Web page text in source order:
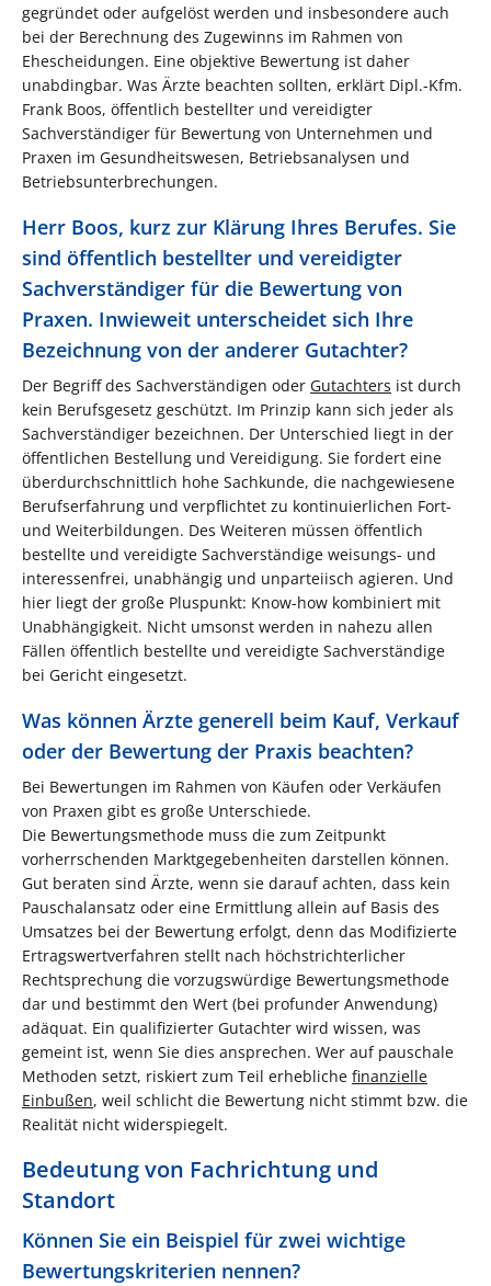
gegründet oder aufgelöst werden und insbesondere auch
bei der Berechnung des Zugewinns im Rahmen von
Ehescheidungen. Eine objektive Bewertung ist daher
unabdingbar. Was Ärzte beachten sollten, erklärt Dipl.-Kfm.
Frank Boos, öffentlich bestellter und vereidigter
Sachverständiger für Bewertung von Unternehmen und
Praxen im Gesundheitswesen, Betriebsanalysen und
Betriebsunterbrechungen.
Herr Boos, kurz zur Klärung Ihres Berufes. Sie
sind öffentlich bestellter und vereidigter
Sachverständiger für die Bewertung von
Praxen. Inwieweit unterscheidet sich Ihre
Bezeichnung von der anderer Gutachter?
Der Begriff des Sachverständigen oder Gutachters ist durch
kein Berufsgesetz geschützt. Im Prinzip kann sich jeder als
Sachverständiger bezeichnen. Der Unterschied liegt in der
öffentlichen Bestellung und Vereidigung. Sie fordert eine
überdurchschnittlich hohe Sachkunde, die nachgewiesene
Berufserfahrung und verpflichtet zu kontinuierlichen Fort-
und Weiterbildungen. Des Weiteren müssen öffentlich
bestellte und vereidigte Sachverständige weisungs- und
interessenfrei, unabhängig und unparteiisch agieren. Und
hier liegt der große Pluspunkt: Know-how kombiniert mit
Unabhängigkeit. Nicht umsonst werden in nahezu allen
Fällen öffentlich bestellte und vereidigte Sachverständige
bei Gericht eingesetzt.
Was können Ärzte generell beim Kauf, Verkauf
oder der Bewertung der Praxis beachten?
Bei Bewertungen im Rahmen von Käufen oder Verkäufen
von Praxen gibt es große Unterschiede.
Die Bewertungsmethode muss die zum Zeitpunkt
vorherrschenden Marktgegebenheiten darstellen können.
Gut beraten sind Ärzte, wenn sie darauf achten, dass kein
Pauschalansatz oder eine Ermittlung allein auf Basis des
Umsatzes bei der Bewertung erfolgt, denn das Modifizierte
Ertragswertverfahren stellt nach höchstrichterlicher
Rechtsprechung die vorzugswürdige Bewertungsmethode
dar und bestimmt den Wert (bei profunder Anwendung)
adäquat. Ein qualifizierter Gutachter wird wissen, was
gemeint ist, wenn Sie dies ansprechen. Wer auf pauschale
Methoden setzt, riskiert zum Teil erhebliche finanzielle
Einbußen, weil schlicht die Bewertung nicht stimmt bzw. die
Realität nicht widerspiegelt.
Bedeutung von Fachrichtung und
Standort
Können Sie ein Beispiel für zwei wichtige
Bewertungskriterien nennen?